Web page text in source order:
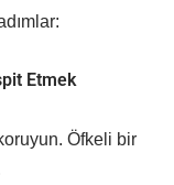
Etmek
Öfkeli bir